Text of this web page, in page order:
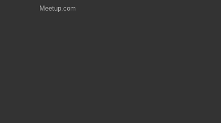
Meetup.com